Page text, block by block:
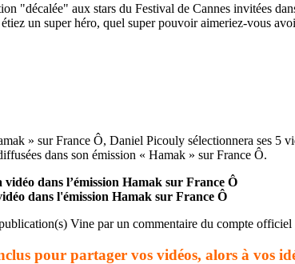
"décalée" aux stars du Festival de Cannes invitées
un super héro, quel super pouvoir aimeriez-vous
» sur France Ô, Daniel Picouly sélectionnera ses
dans son émission « Hamak » sur France Ô.
dans l’émission Hamak sur France Ô
dans l'émission Hamak sur France Ô
Vine par un commentaire du compte officiel
pour partager vos vidéos, alors à vos